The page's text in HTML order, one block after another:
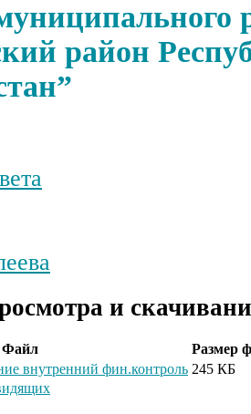
район
и
Файл
Размер
внутренний фин.контроль 245 КБ